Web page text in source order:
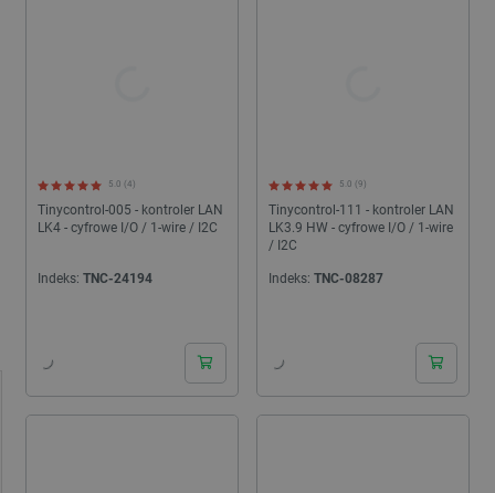
Tinycontrol-005 - kontroler LAN
LK4 - cyfrowe I/O / 1-wire / I2C
5.0 (4)
Indeks: TNC-24194
Tinycontrol-111 - kontroler LAN
LK3.9 HW - cyfrowe I/O / 1-wire
/ I2C
5.0 (9)
Indeks: TNC-08287